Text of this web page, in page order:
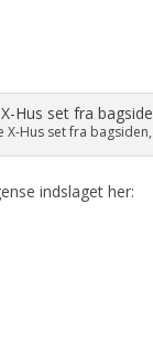
X-Hus set fra
indslaget her: